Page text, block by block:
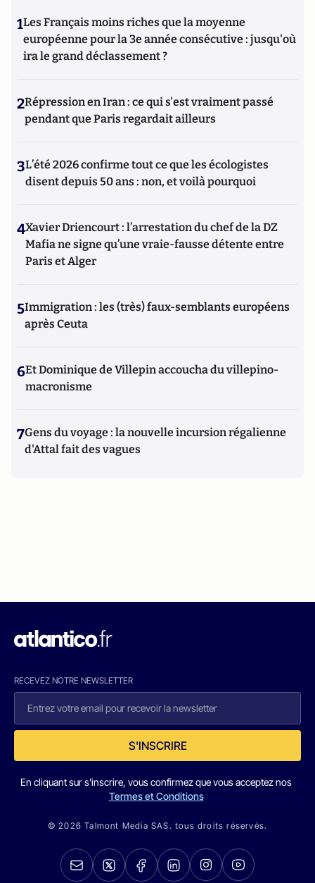
1Les Français moins riches que la moyenne
européenne pour la 3e année consécutive : jusqu'où
ira le grand déclassement ?
2Répression en Iran : ce qui s'est vraiment passé
pendant que Paris regardait ailleurs
3L’été 2026 confirme tout ce que les écologistes
disent depuis 50 ans : non, et voilà pourquoi
4Xavier Driencourt : l’arrestation du chef de la DZ
Mafia ne signe qu’une vraie-fausse détente entre
Paris et Alger
5Immigration : les (très) faux-semblants européens
après Ceuta
6Et Dominique de Villepin accoucha du villepino-
macronisme
7Gens du voyage : la nouvelle incursion régalienne
d'Attal fait des vagues
RECEVEZ NOTRE NEWSLETTER
S'INSCRIRE
En cliquant sur s'inscrire, vous confirmez que vous acceptez nos
Termes et Conditions
© 2026 Talmont Media SAS. tous droits réservés.